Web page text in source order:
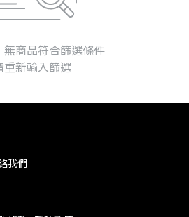
無商品符合篩選條件
重新輸入篩選
我們